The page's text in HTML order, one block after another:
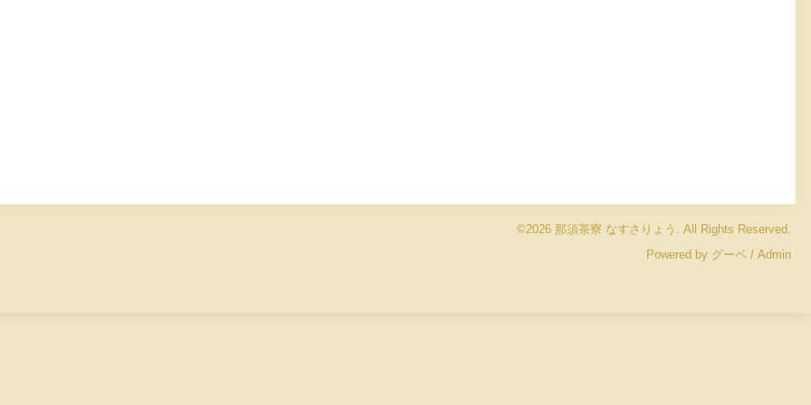
©2026 那須茶寮 なすさりょう . All Rights Reserved.
Powered by グーペ / Admin